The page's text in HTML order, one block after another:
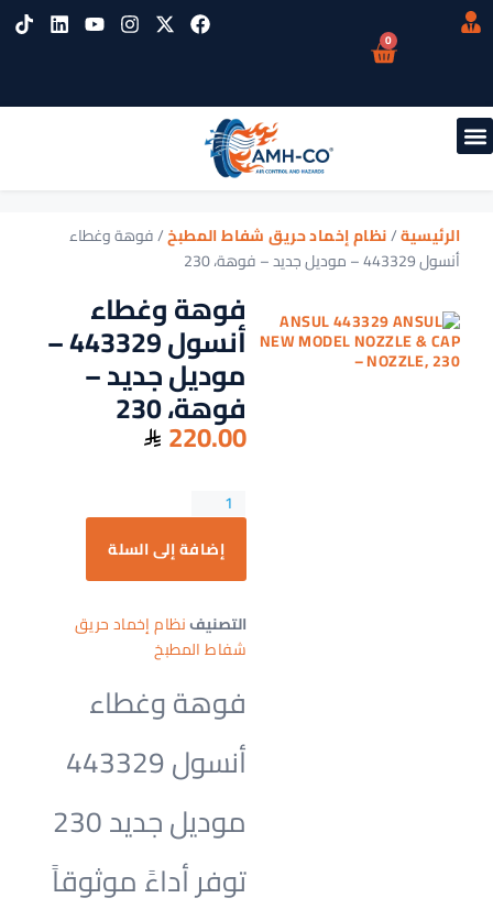
0
الرئيسية/نظام إخماد حريق شفاط المطبخ/ فوهة وغطاء
أنسول 443329 – موديل جديد – فوهة، 230
فوهة وغطاء
أنسول 443329 –
موديل جديد –
فوهة، 230
220.00
إضافة إلى السلة
التصنيفنظام إخماد حريق
شفاط المطبخ
فوهة وغطاء
أنسول 443329
موديل جديد 230
توفر أداءً موثوقاً